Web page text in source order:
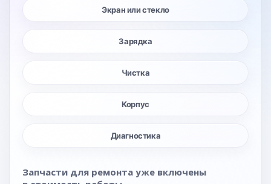
Экран или стекло
Зарядка
Чистка
Корпус
Диагностика
Запчасти для ремонта уже включены